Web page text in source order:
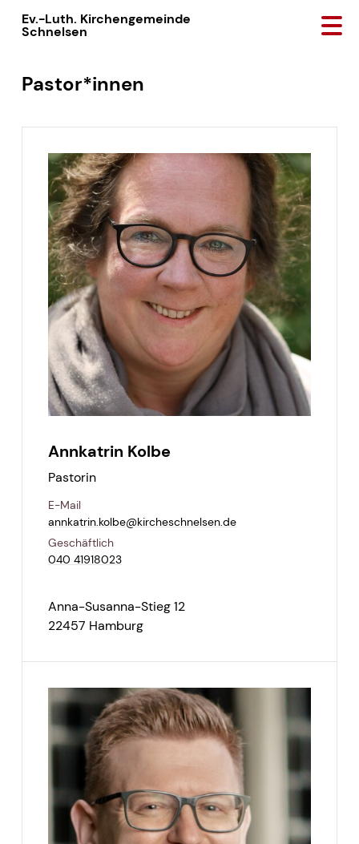
Ev.-Luth. Kirchengemeinde
Schnelsen
Pastor*innen
Annkatrin Kolbe
Pastorin
E-Mail
annkatrin.​kolbe@​kircheschnelsen.​de
Geschäftlich
040 41918023
Anna-Susanna-Stieg 12
22457 Hamburg